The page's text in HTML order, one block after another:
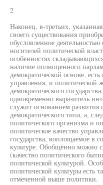
2
Наконец, в-третьих,
своего существования
обусловленное
носителей политической
особенностях
наличие полноценного
демократической основе,
управления, и политической
демократического
одновременно выразитель
служит основанием развития
демократического типа, а,
политического организма и
политическое качество
государства, воплощаемое в
культуре. Обобщённо можно
(качество политического
политической культурой.
политической культуры есть
отмеченной выше политики.